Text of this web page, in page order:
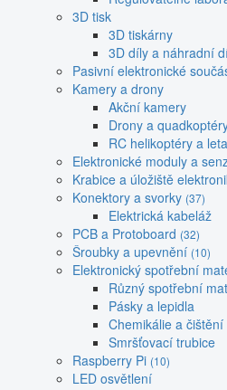
3D tisk
3D tiskárny
3D díly a náhradní
Pasivní elektronické
Kamery a drony
Akční kamery
Drony a
RC helikoptéry a
Elektronické moduly a
Krabice a úložiště
Konektory a svorky (37)
Elektrická kabeláž
PCB a Protoboard (32)
Šroubky a upevnění (10)
Elektronický spotřební
Různý spotřební
Pásky a lepidla
Chemikálie a čištění
Smršťovací trubice
Raspberry Pi (10)
LED osvětlení